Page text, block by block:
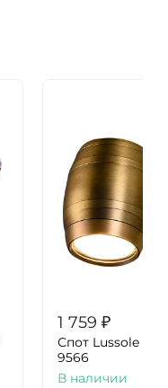
1 759 ₽
Спот Lussole
9566
В наличии